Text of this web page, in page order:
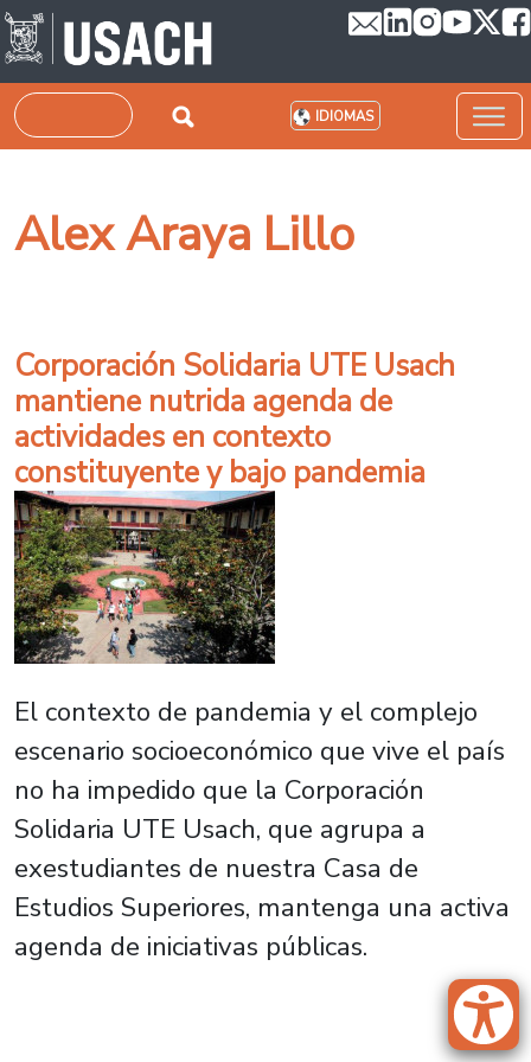
Pasar al contenido principal
Buscar IDIOMAS
Alex Araya Lillo
Corporación Solidaria UTE Usach
mantiene nutrida agenda de
actividades en contexto
constituyente y bajo pandemia
El contexto de pandemia y el complejo
escenario socioeconómico que vive el país
no ha impedido que la Corporación
Solidaria UTE Usach, que agrupa a
exestudiantes de nuestra Casa de
Estudios Superiores, mantenga una activa
agenda de iniciativas públicas.